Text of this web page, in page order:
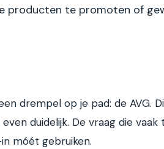
producten te promoten of
drempel op je pad: de AVG.
duidelijk. De vraag die
móét gebruiken.